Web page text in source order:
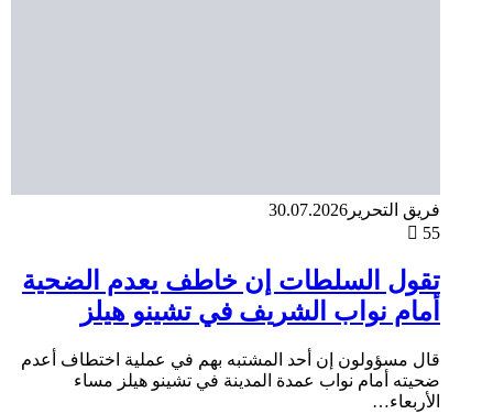
فريق التحرير 30.07.2026
55
تقول السلطات إن خاطف يعدم الضحية
أمام نواب الشريف في تشينو هيلز
قال مسؤولون إن أحد المشتبه بهم في عملية اختطاف أعدم
ضحيته أمام نواب عمدة المدينة في تشينو هيلز مساء
الأربعاء…